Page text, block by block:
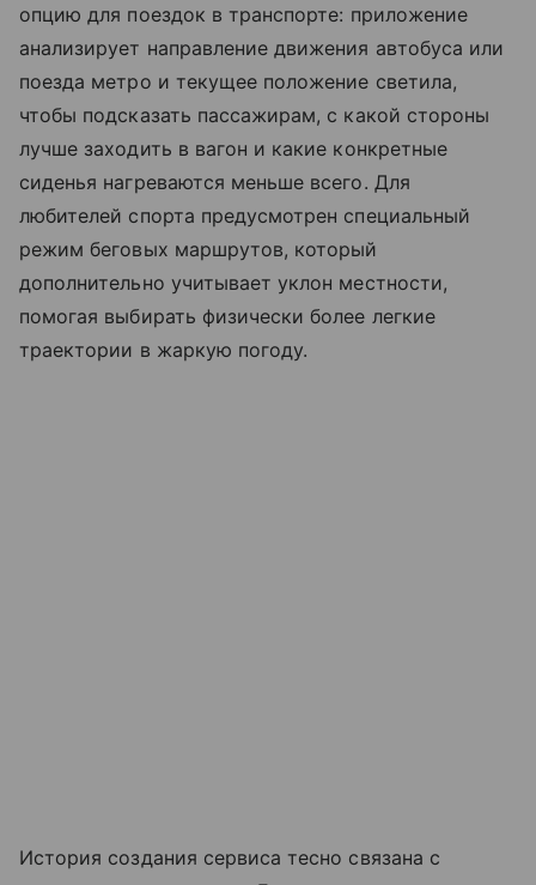
опцию для поездок в транспорте: приложение
анализирует направление движения автобуса или
поезда метро и текущее положение светила,
чтобы подсказать пассажирам, с какой стороны
лучше заходить в вагон и какие конкретные
сиденья нагреваются меньше всего. Для
любителей спорта предусмотрен специальный
режим беговых маршрутов, который
дополнительно учитывает уклон местности,
помогая выбирать физически более легкие
траектории в жаркую погоду.
История создания сервиса тесно связана с